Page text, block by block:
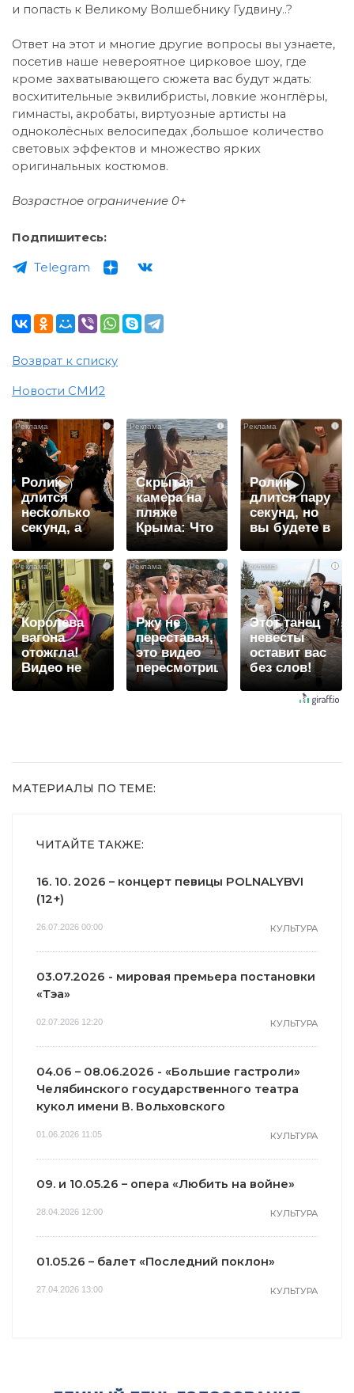
и попасть к Великому Волшебнику Гудвину..?
Ответ на этот и многие другие вопросы вы узнаете,
посетив наше невероятное цирковое шоу, где
кроме захватывающего сюжета вас будут ждать:
восхитительные эквилибристы, ловкие жонглёры,
гимнасты, акробаты, виртуозные артисты на
одноколёсных велосипедах ,большое количество
световых эффектов и множество ярких
оригинальных костюмов.
Возрастное ограничение 0+
Подпишитесь:
Telegram
Возврат к списку
Новости СМИ2
i
Ролик
длится
несколько
секунд, а
смеяться
вы будете
долго
i
Скрытая
камера на
пляже
Крыма: Что
люди
вытворяют,
когда их не
видят...
i
Ролик
длится пару
секунд, но
вы будете в
шоке от
увиденного
i
Королева
вагона
отожгла!
Видео не
оставит
i
Ржу не
переставая,
это видео
пересмотришь
не раз
i
Этот танец
невесты
оставит вас
без слов!
Пересмотрела
МАТЕРИАЛЫ ПО ТЕМЕ:
ЧИТАЙТЕ ТАКЖЕ:
16. 10. 2026 – концерт певицы POLNALYBVI
(12+)
26.07.2026 00:00 КУЛЬТУРА
03.07.2026 - мировая премьера постановки
«Тэа»
02.07.2026 12:20 КУЛЬТУРА
04.06 – 08.06.2026 - «Большие гастроли»
Челябинского государственного театра
кукол имени В. Вольховского
01.06.2026 11:05 КУЛЬТУРА
09. и 10.05.26 – опера «Любить на войне»
28.04.2026 12:00 КУЛЬТУРА
01.05.26 – балет «Последний поклон»
27.04.2026 13:00 КУЛЬТУРА